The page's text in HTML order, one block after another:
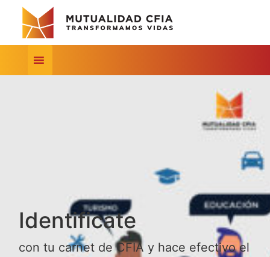
Identificate
con tu carnet de CFIA y hace efectivo el